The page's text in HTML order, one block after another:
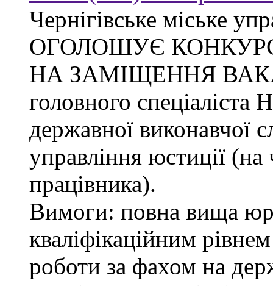
Чернігівське міське
ОГОЛОШУЄ
НА ЗАМІЩЕННЯ
головного спеціаліста
державної виконавчої
управління юстиції (на
працівника).
Вимоги: повна вища
кваліфікаційним
роботи за фахом на